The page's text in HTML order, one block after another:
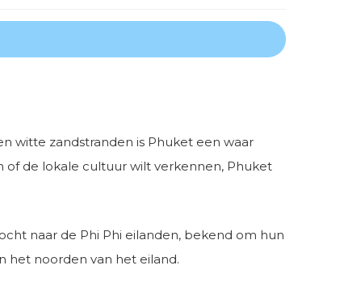
witte zandstranden is Phuket een waar
of de lokale cultuur wilt verkennen, Phuket
naar de Phi Phi eilanden, bekend om hun
het noorden van het eiland.